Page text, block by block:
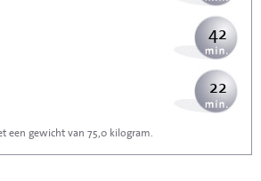
42
22
een gewicht van 75,0 kilogram.